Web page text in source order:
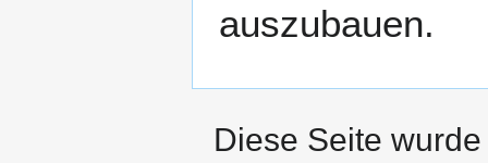
auszubauen.
Diese Seite